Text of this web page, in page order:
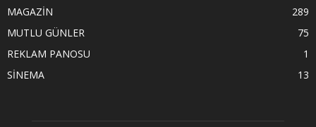
MAGAZİN
289
MUTLU GÜNLER
75
REKLAM PANOSU
1
SİNEMA
13